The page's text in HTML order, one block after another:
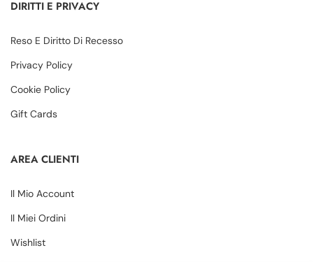
DIRITTI E PRIVACY
Reso E Diritto Di Recesso
Privacy Policy
Cookie Policy
Gift Cards
AREA CLIENTI
Il Mio Account
Il Miei Ordini
Wishlist